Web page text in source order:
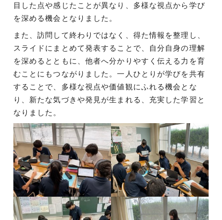
目した点や感じたことが異なり、多様な視点から学び
を深める機会となりました。
また、訪問して終わりではなく、得た情報を整理し、
スライドにまとめて発表することで、自分自身の理解
を深めるとともに、他者へ分かりやすく伝える力を育
むことにもつながりました。一人ひとりが学びを共有
することで、多様な視点や価値観にふれる機会とな
り、新たな気づきや発見が生まれる、充実した学習と
なりました。